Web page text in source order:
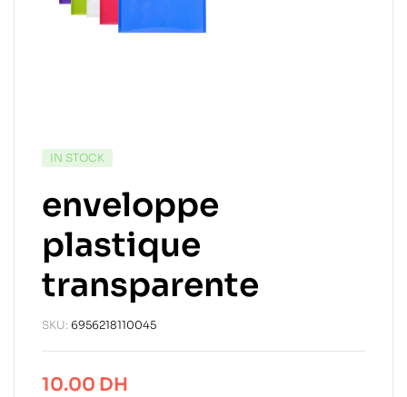
IN STOCK
enveloppe
plastique
transparente
SKU: 6956218110045
10.00 DH